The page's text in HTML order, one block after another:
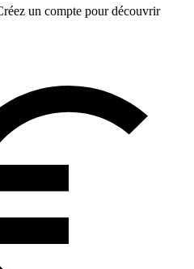
un compte pour découvrir